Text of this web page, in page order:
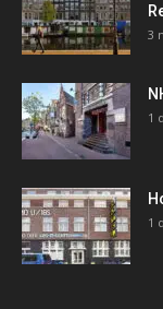
3
1
1